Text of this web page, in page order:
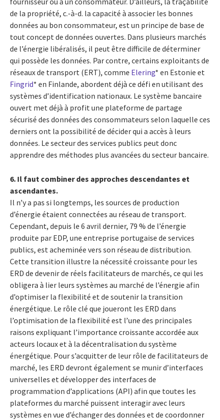
de la propriété, c.-à-d. la capacité à associer les bonnes
données au bon consommateur, est un principe de base de
tout concept de données ouvertes. Dans plusieurs marchés
de l’énergie libéralisés, il peut être difficile de déterminer
qui possède les données. Par contre, certains exploitants de
réseaux de transport (ERT), comme Elering* en Estonie et
Fingrid* en Finlande, abordent déjà ce défi en utilisant des
systèmes d’identification nationaux. Le système bancaire
ouvert met déjà à profit une plateforme de partage
sécurisé des données des consommateurs selon laquelle ces
derniers ont la possibilité de décider qui a accès à leurs
données. Le secteur des services publics peut donc
apprendre des méthodes plus avancées du secteur bancaire.
6. Il faut combiner des approches descendantes et
ascendantes.
Il n’y a pas si longtemps, les sources de production
d’énergie étaient connectées au réseau de transport.
Cependant, depuis le 6 avril dernier, 79 % de l’énergie
produite par EDP, une entreprise portugaise de services
publics, est acheminée vers son réseau de distribution.
Cette transition illustre la nécessité croissante pour les
ERD de devenir de réels facilitateurs de marchés, ce qui les
obligera à lier leurs systèmes au marché de l’énergie afin
d’optimiser la flexibilité et de soutenir la transition
énergétique. Le rôle clé que joueront les ERD dans
l’optimisation de la flexibilité est l’une des principales
raisons expliquant l’importance croissante accordée aux
acteurs locaux et à la décentralisation du système
énergétique. Pour s’acquitter de leur rôle de facilitateurs de
marché, les ERD devront également se munir d’interfaces
universelles et développer des interfaces de
programmation d’applications (API) afin que toutes les
plateformes du marché puissent interagir avec leurs
systèmes en vue d’échanger des données et de coordonner